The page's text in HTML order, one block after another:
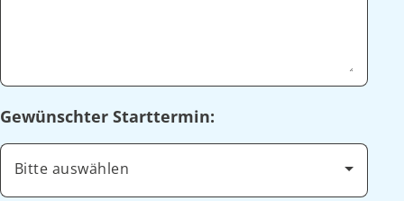
Gewünschter Starttermin:
Bitte auswählen